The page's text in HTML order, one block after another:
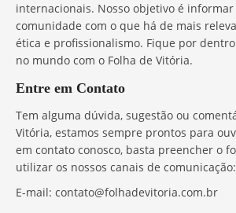
internacionais. Nosso objetivo é informar
comunidade com o que há de mais
ética e profissionalismo. Fique por
no mundo com o Folha de Vitória.
Entre em Contato
Tem alguma dúvida, sugestão ou
Vitória, estamos sempre prontos para
em contato conosco, basta preencher o
utilizar os nossos canais de comunicação:
E-mail: contato@folhadevitoria.com.br